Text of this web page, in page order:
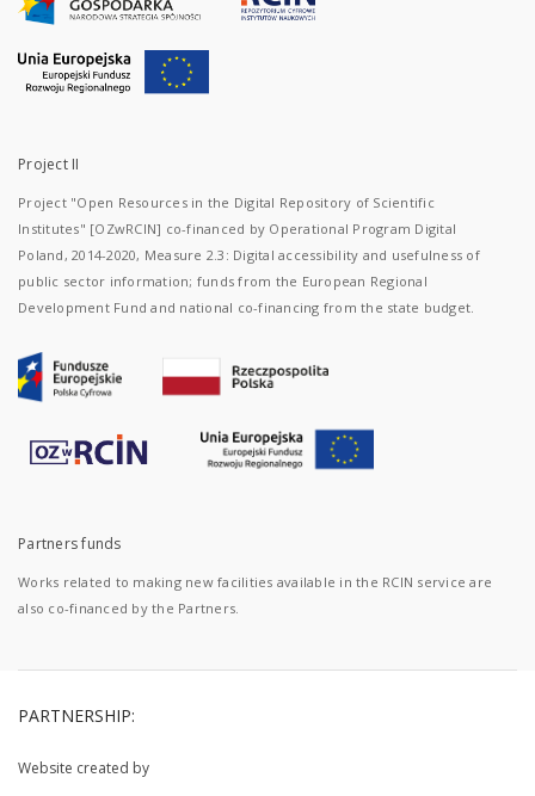
Project II
Project "Open Resources in the Digital Repository of Scientific
Institutes" [OZwRCIN] co-financed by Operational Program Digital
Poland, 2014-2020, Measure 2.3: Digital accessibility and usefulness of
public sector information; funds from the European Regional
Development Fund and national co-financing from the state budget.
Partners funds
Works related to making new facilities available in the RCIN service are
also co-financed by the Partners.
PARTNERSHIP:
Website created by